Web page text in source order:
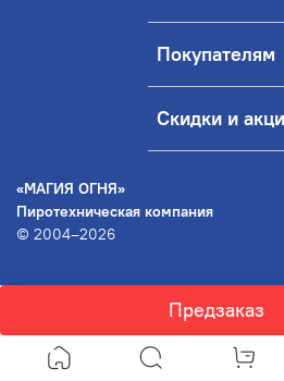
Предзаказ
Покупателям
Скидки и
«МАГИЯ ОГНЯ»
Пиротехническая компания
© 2004–2026